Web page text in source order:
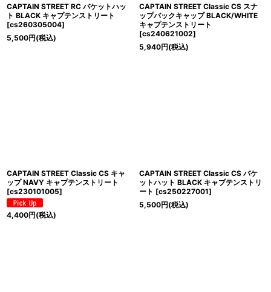
CAPTAIN STREET RC バケットハッ
ト BLACK キャプテンストリート
[cs260305004]
5,500円(税込)
CAPTAIN STREET Classic CS スナ
ップバックキャップ BLACK/WHITE
キャプテンストリート
[cs240621002]
5,940円(税込)
CAPTAIN STREET Classic CS キャ
ップ NAVY キャプテンストリート
[cs230101005]
4,400円(税込)
CAPTAIN STREET Classic CS バケ
ットハット BLACK キャプテンストリ
ート [cs250227001]
5,500円(税込)